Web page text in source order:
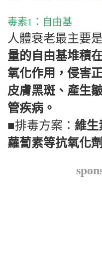
毒素1 ：自由基
人體衰老最主要
量的自由基堆積
氧化作用，侵害
皮膚黑斑、產生
管疾病。
■排毒方案： 維生
蘿蔔素等抗氧化